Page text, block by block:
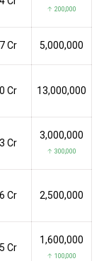
↑ 200,000
Cr 5,000,000
Cr 13,000,000
Cr
3,000,000
↑ 300,000
Cr 2,500,000
Cr
1,600,000
↑ 100,000